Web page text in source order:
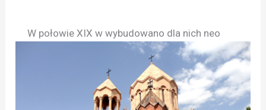
W połowie XIX w wybudowano dla nich neo